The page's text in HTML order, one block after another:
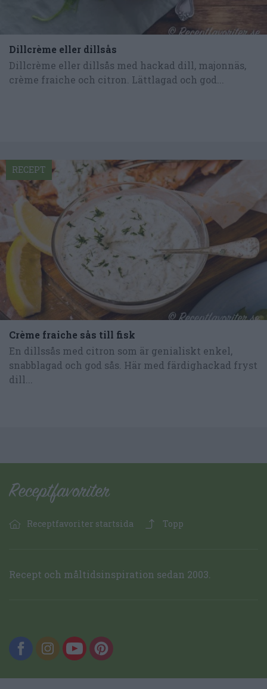
Dillcrème eller dillsås
Dillcrème eller dillsås med hackad dill, majonnäs,
crème fraiche och citron. Lättlagad och god...
Crème fraiche sås till fisk
En dillssås med citron som är genialiskt enkel,
snabblagad och god sås. Här med färdighackad fryst
dill...
RECEPT
Receptfavoriter startsida Topp
Recept och måltidsinspiration sedan 2003.